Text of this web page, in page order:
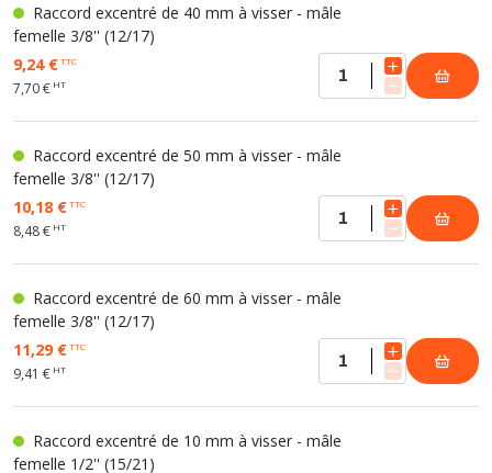
Raccord excentré de 40 mm à visser - mâle
femelle 3/8'' (12/17)
9,24 €TTC
7,70 € HT
Raccord excentré de 50 mm à visser - mâle
femelle 3/8'' (12/17)
10,18 €TTC
8,48 € HT
Raccord excentré de 60 mm à visser - mâle
femelle 3/8'' (12/17)
11,29 €TTC
9,41 € HT
Raccord excentré de 10 mm à visser - mâle
femelle 1/2'' (15/21)